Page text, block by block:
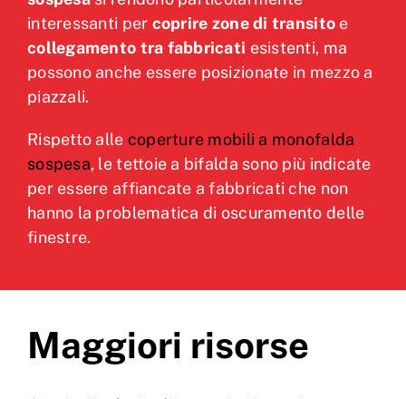
interessanti per coprire zone di transito e
collegamento tra fabbricati esistenti, ma
possono anche essere posizionate in mezzo a
piazzali.
Rispetto alle coperture mobili a monofalda
sospesa, le tettoie a bifalda sono più indicate
per essere affiancate a fabbricati che non
hanno la problematica di oscuramento delle
finestre.
Maggiori risorse